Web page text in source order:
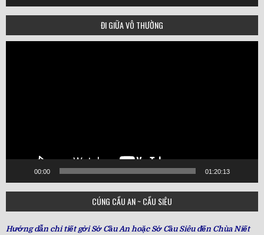
ĐI GIỮA VÔ THƯỜNG
00:00 01:20:13
CÚNG CẦU AN ~ CẦU SIÊU
Hướng dẫn chi tiết gởi Sớ Cầu An hoặc Sớ Cầu Siêu đến Chùa Niết